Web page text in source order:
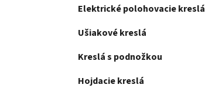
Elektrické polohovacie kreslá
Ušiakové kreslá
Kreslá s podnožkou
Hojdacie kreslá